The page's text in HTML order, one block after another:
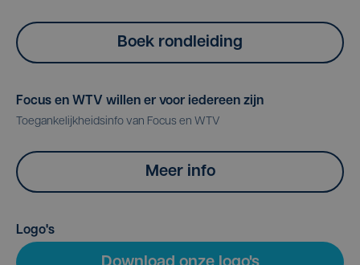
Boek rondleiding
Focus en WTV willen er voor iedereen zijn
Toegankelijkheidsinfo van Focus en WTV
Meer info
Logo's